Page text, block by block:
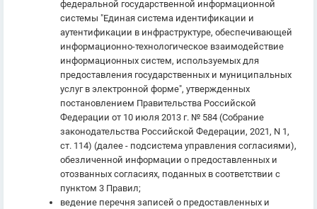
федеральной государственной информационной
системы "Единая система идентификации и
аутентификации в инфраструктуре, обеспечивающей
информационно-технологическое взаимодействие
информационных систем, используемых для
предоставления государственных и муниципальных
услуг в электронной форме", утвержденных
постановлением Правительства Российской
Федерации от 10 июля 2013 г. № 584 (Собрание
законодательства Российской Федерации, 2021, N 1,
ст. 114) (далее - подсистема управления согласиями),
обезличенной информации о предоставленных и
отозванных согласиях, поданных в соответствии с
пунктом 3 Правил;
ведение перечня записей о предоставленных и